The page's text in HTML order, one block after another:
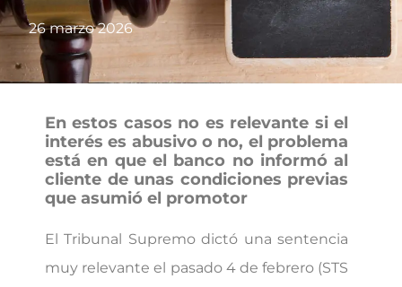
26 marzo 2026
En estos casos no es relevante si el
interés es abusivo o no, el problema
está en que el banco no informó al
cliente de unas condiciones previas
que asumió el promotor
El Tribunal Supremo dictó una sentencia
muy relevante el pasado 4 de febrero (STS